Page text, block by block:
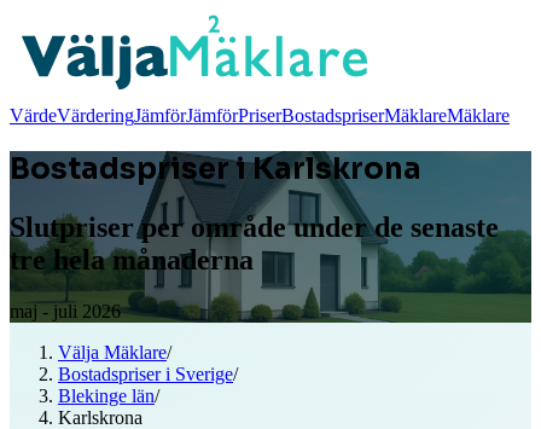
VärdeVärderingJämförJämförPriserBostadspriserMäklareMäklare
Bostadspriser i Karlskrona
Slutpriser per område under de senaste
tre hela månaderna
maj - juli 2026
Välja Mäklare/
Bostadspriser i Sverige/
Blekinge län/
Karlskrona